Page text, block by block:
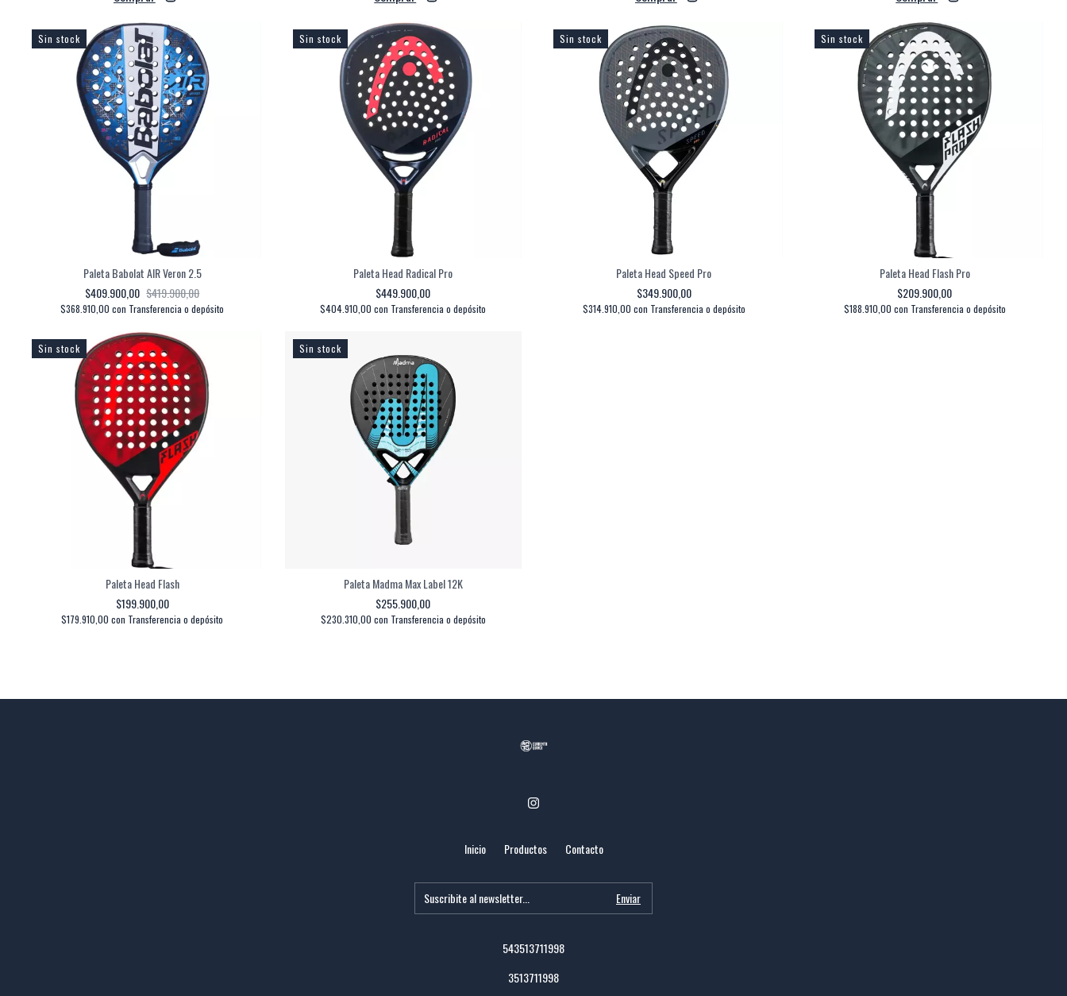
Sin stock
Paleta Babolat AIR Veron 2.5
$409.900,00 $419.900,00
$368.910,00con Transferencia o depósito
Sin stock
Paleta Head Radical Pro
$449.900,00
$404.910,00con Transferencia o depósito
Sin stock
Paleta Head Speed Pro
$349.900,00
$314.910,00 con Transferencia o depósito
Sin stock
Paleta Head Flash Pro
$209.900,00
$188.910,00 con Transferencia o depósito
Sin stock
Paleta Head Flash
$199.900,00
$179.910,00con Transferencia o depósito
Sin stock
Paleta Madma Max Label 12K
$255.900,00
$230.310,00 con Transferencia o depósito
Inicio Productos Contacto
543513711998
3513711998